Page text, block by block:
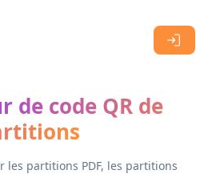
de code QR de
les partitions PDF, les partitions